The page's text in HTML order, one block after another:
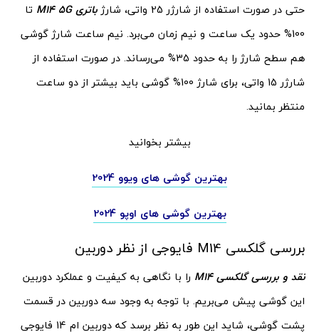
حتی در صورت استفاده از شارژر 25 واتی، شارژ باتریM14 5G تا
100% حدود یک ساعت و نیم زمان می‌برد. نیم ساعت شارژ گوشی
هم سطح شارژ را به حدود 35% می‌رساند. در صورت استفاده از
شارژر 15 واتی، برای شارژ 100% گوشی باید بیشتر از دو ساعت
منتظر بمانید.
بیشتر بخوانید
بهترین گوشی های ویوو 2024
بهترین گوشی های اوپو 2024
بررسی گلکسی M14 فایوجی از نظر دوربین
نقد و بررسی گلکسیM14 را با نگاهی به کیفیت و عملکرد دوربین
این گوشی پیش می‌بریم. با توجه به وجود سه دوربین در قسمت
پشت گوشی، شاید این طور به نظر برسد که دوربین ام 14 فایوجی